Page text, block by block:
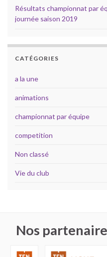
Résultats championnat par
journée saison 2019
CATÉGORIES
a la une
animations
championnat par équipe
competition
Non classé
Vie du club
Nos